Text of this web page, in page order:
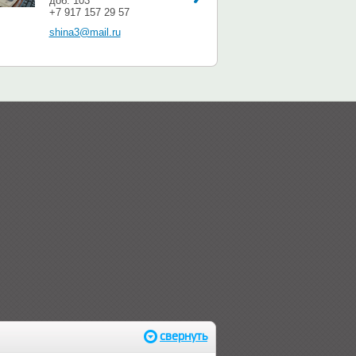
+7 917 157 29 57
shina3@mail.ru
свернуть